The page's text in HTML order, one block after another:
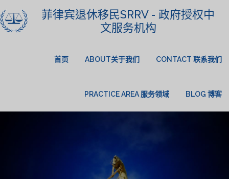
菲律宾退休移民SRRV - 政府授权中
文服务机构
首页 ABOUT关于我们 CONTACT 联系我们
PRACTICE AREA 服务领域 BLOG 博客